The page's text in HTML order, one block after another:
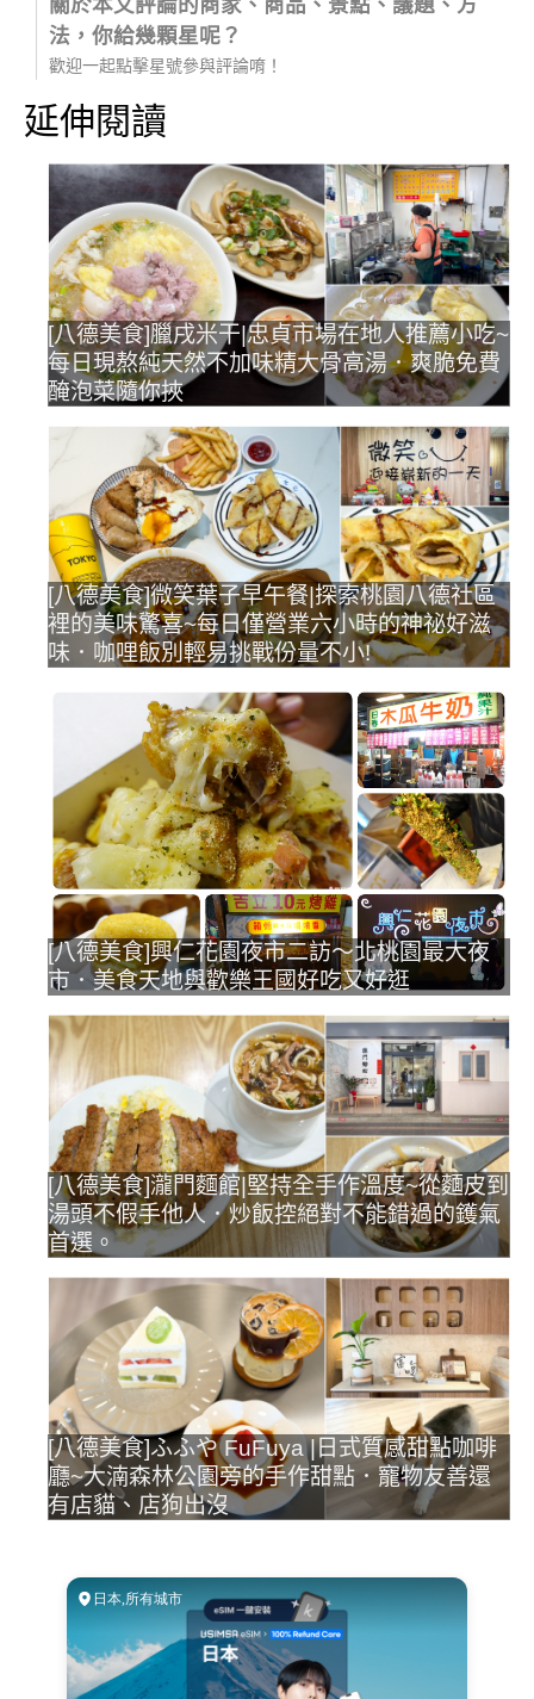
法，你給幾顆星呢？
歡迎一起點擊星號參與評論唷！
延伸閱讀
[八德美食]臘戌米干|忠貞市場在地人推薦小吃~
每日現熬純天然不加味精大骨高湯．爽脆免費
醃泡菜隨你挾
[八德美食]微笑葉子早午餐|探索桃園八德社區
裡的美味驚喜~每日僅營業六小時的神祕好滋
味．咖哩飯別輕易挑戰份量不小!
[八德美食]興仁花園夜市二訪～北桃園最大夜
市．美食天地與歡樂王國好吃又好逛
[八德美食]瀧門麵館|堅持全手作溫度~從麵皮到
湯頭不假手他人．炒飯控絕對不能錯過的鑊氣
首選。
[八德美食]ふふや FuFuya |日式質感甜點咖啡
廳~大湳森林公園旁的手作甜點．寵物友善還
有店貓、店狗出沒